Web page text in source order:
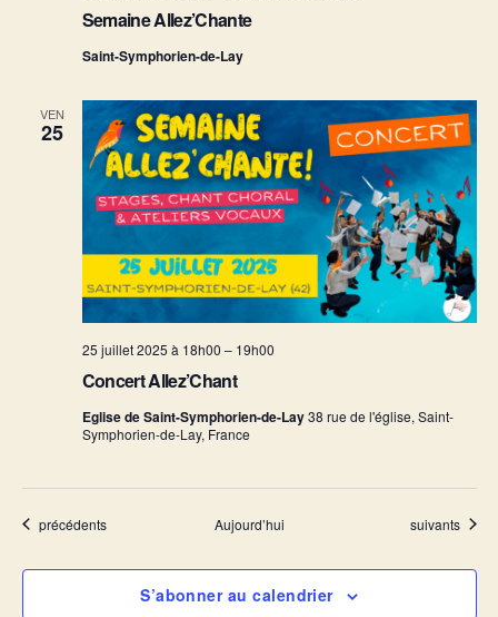
Semaine Allez’Chante
Saint-Symphorien-de-Lay
VEN
25
Concert Allez’Chant
25 juillet 2025 à 18h00 – 19h00
Eglise de Saint-Symphorien-de-Lay38 rue de l'église, Saint-
Symphorien-de-Lay, France
Évènements
précédents Aujourd’hui Évènements
suivants
S’abonner au calendrier